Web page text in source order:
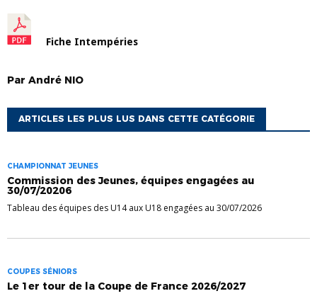
Fiche Intempéries
Par André NIO
ARTICLES LES PLUS LUS DANS CETTE CATÉGORIE
CHAMPIONNAT JEUNES
Commission des Jeunes, équipes engagées au
30/07/20206
Tableau des équipes des U14 aux U18 engagées au 30/07/2026
COUPES SÉNIORS
Le 1er tour de la Coupe de France 2026/2027